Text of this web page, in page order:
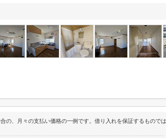
の、月々の支払い価格の一例です。借り入れを保証するもので